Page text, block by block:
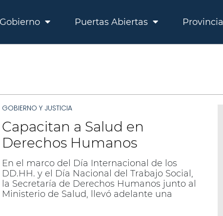
Gobierno Puertas Abiertas Provincia
GOBIERNO Y JUSTICIA
Capacitan a Salud en
Derechos Humanos
En el marco del Día Internacional de los
DD.HH. y el Día Nacional del Trabajo Social,
la Secretaría de Derechos Humanos junto al
Ministerio de Salud, llevó adelante una